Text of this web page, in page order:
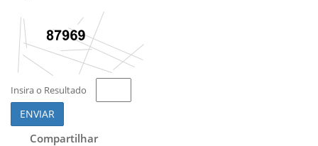
Insira o Resultado
ENVIAR
Compartilhar